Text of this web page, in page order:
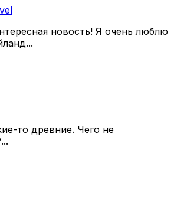
новость! Я очень люблю
то древние. Чего не